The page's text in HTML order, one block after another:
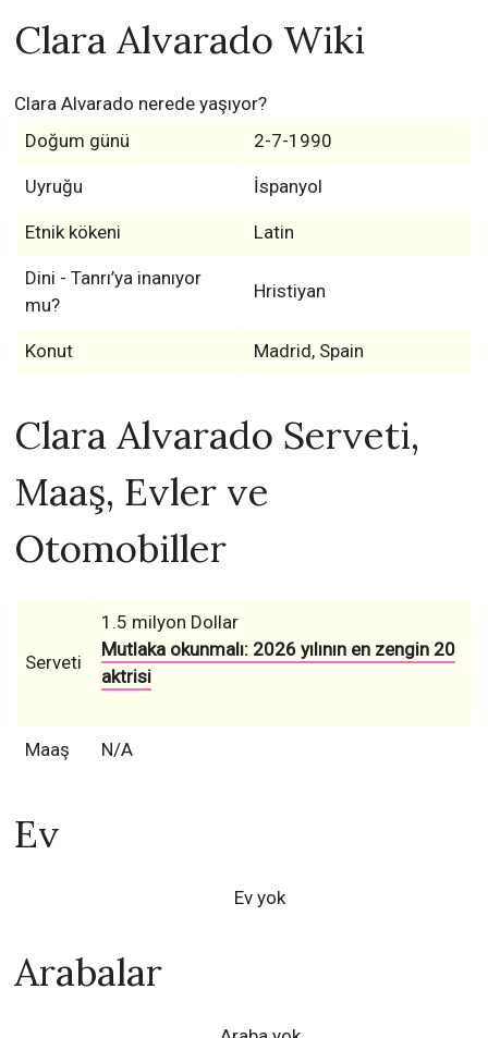
Clara Alvarado Wiki
Clara Alvarado nerede yaşıyor?
Doğum günü
2-7-1990
Uyruğu İspanyol
Etnik kökeni Latin
Dini - Tanrı’ya inanıyor
mu?
Hristiyan
Konut Madrid, Spain
Clara Alvarado Serveti,
Maaş, Evler ve
Otomobiller
Serveti
1.5 milyon Dollar
Mutlaka okunmalı: 2026 yılının en zengin 20
aktrisi
Maaş N/A
Ev
Ev yok
Arabalar